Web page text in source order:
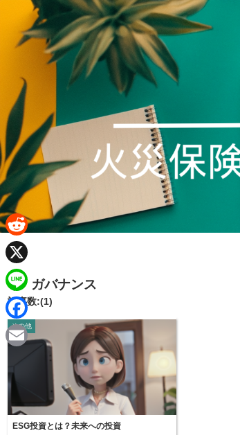
ガバナンス
記事数:(1)
その他
ESG投資とは？未来への投資
R
e
d
d
i
X
L
n
F
c
b
m